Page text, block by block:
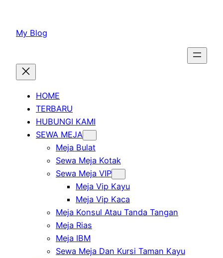
konten
My Blog
HOME
TERBARU
HUBUNGI KAMI
SEWA MEJA
Meja Bulat
Sewa Meja Kotak
Sewa Meja VIP
Meja Vip Kayu
Meja Vip Kaca
Meja Konsul Atau Tanda Tangan
Meja Rias
Meja IBM
Sewa Meja Dan Kursi Taman Kayu